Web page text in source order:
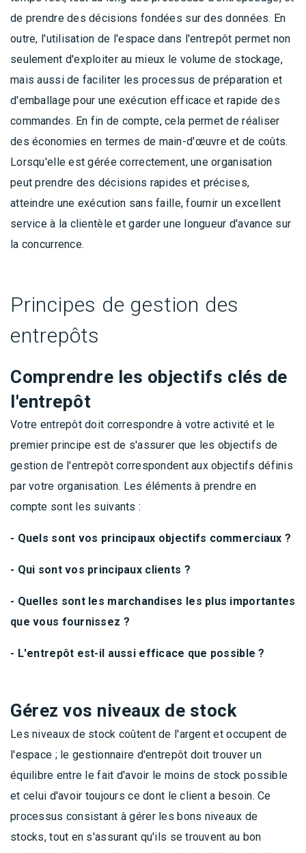
de prendre des décisions fondées sur des données. En
outre, l'utilisation de l'espace dans l'entrepôt permet non
seulement d'exploiter au mieux le volume de stockage,
mais aussi de faciliter les processus de préparation et
d'emballage pour une exécution efficace et rapide des
commandes. En fin de compte, cela permet de réaliser
des économies en termes de main-d'œuvre et de coûts.
Lorsqu'elle est gérée correctement, une organisation
peut prendre des décisions rapides et précises,
atteindre une exécution sans faille, fournir un excellent
service à la clientèle et garder une longueur d'avance sur
la concurrence.
Principes de gestion des
entrepôts
Comprendre les objectifs clés de
l'entrepôt
Votre entrepôt doit correspondre à votre activité et le
premier principe est de s'assurer que les objectifs de
gestion de l'entrepôt correspondent aux objectifs définis
par votre organisation. Les éléments à prendre en
compte sont les suivants :
- Quels sont vos principaux objectifs commerciaux ?
- Qui sont vos principaux clients ?
- Quelles sont les marchandises les plus importantes
que vous fournissez ?
- L'entrepôt est-il aussi efficace que possible ?
Gérez vos niveaux de stock
Les niveaux de stock coûtent de l'argent et occupent de
l'espace ; le gestionnaire d'entrepôt doit trouver un
équilibre entre le fait d'avoir le moins de stock possible
et celui d'avoir toujours ce dont le client a besoin. Ce
processus consistant à gérer les bons niveaux de
stocks, tout en s'assurant qu'ils se trouvent au bon